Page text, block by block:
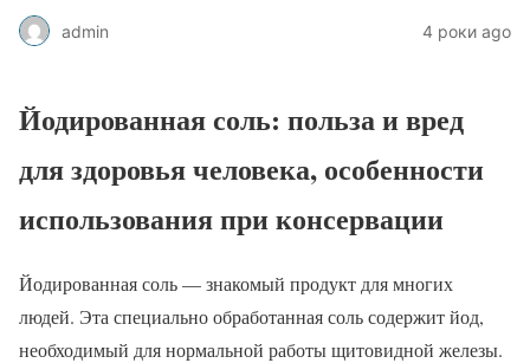
admin 4 роки ago
Йодированная соль: польза и вред
для здоровья человека, особенности
использования при консервации
Йодированная соль — знакомый продукт для многих
людей. Эта специально обработанная соль содержит йод,
необходимый для нормальной работы щитовидной железы.